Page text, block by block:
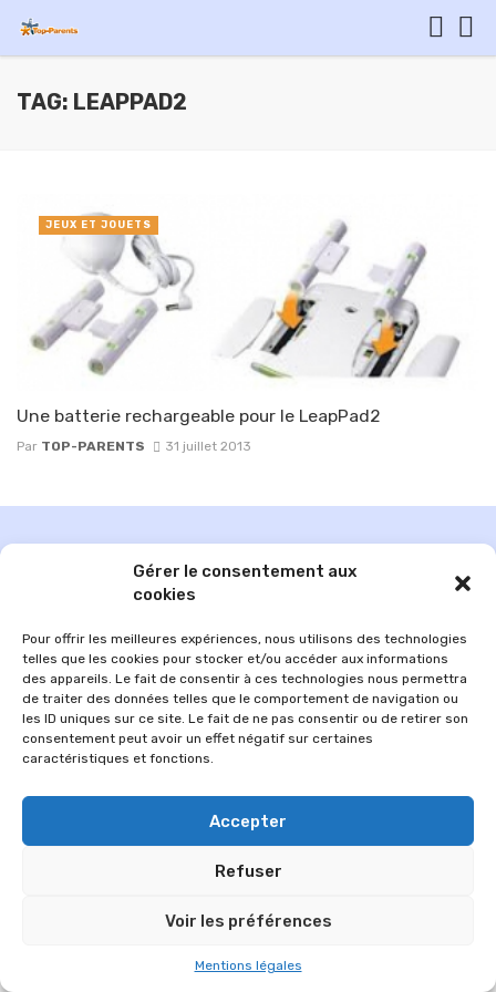
Gérer le consentement aux
cookies
Pour offrir les meilleures expériences, nous utilisons des technologies
telles que les cookies pour stocker et/ou accéder aux informations
des appareils. Le fait de consentir à ces technologies nous permettra
de traiter des données telles que le comportement de navigation ou
les ID uniques sur ce site. Le fait de ne pas consentir ou de retirer son
consentement peut avoir un effet négatif sur certaines
caractéristiques et fonctions.
Accepter
Refuser
Voir les préférences
Mentions légales
TAG: LEAPPAD2
Une batterie rechargeable pour le LeapPad2
Par TOP-PARENTS 31 juillet 2013
JEUX ET JOUETS
© 2026 Im-presse. Tous droits réservés.
MENTIONS LÉGALES